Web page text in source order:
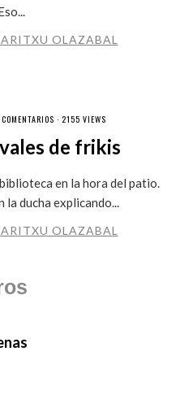
OLAZABAL
· 2155 VIEWS
de frikis
en la hora del patio.
ducha explicando...
OLAZABAL